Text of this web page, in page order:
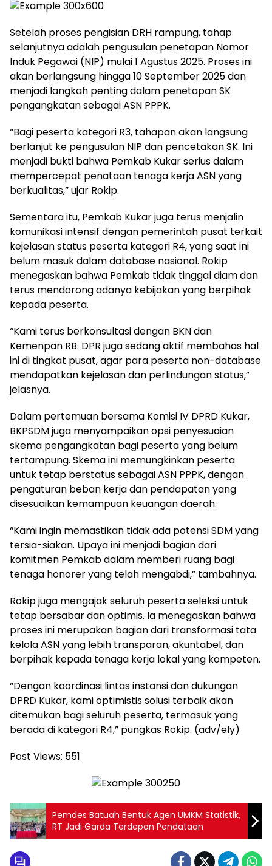
Setelah proses pengisian DRH rampung, tahap
selanjutnya adalah pengusulan penetapan Nomor
Induk Pegawai (NIP) mulai 1 Agustus 2025. Proses ini
akan berlangsung hingga 10 September 2025 dan
menjadi langkah penting dalam penetapan SK
pengangkatan sebagai ASN PPPK.
“Bagi peserta kategori R3, tahapan akan langsung
berlanjut ke pengusulan NIP dan pencetakan SK. Ini
menjadi bukti bahwa Pemkab Kukar serius dalam
mempercepat penataan tenaga kerja ASN yang
berkualitas,” ujar Rokip.
Sementara itu, Pemkab Kukar juga terus menjalin
komunikasi intensif dengan pemerintah pusat terkait
kejelasan status peserta kategori R4, yang saat ini
belum masuk dalam database nasional. Rokip
menegaskan bahwa Pemkab tidak tinggal diam dan
terus mendorong adanya kebijakan yang berpihak
kepada peserta.
“Kami terus berkonsultasi dengan BKN dan
Kemenpan RB. DPR juga sedang aktif membahas hal
ini di tingkat pusat, agar para peserta non-database
mendapatkan kejelasan dan perlindungan status,”
jelasnya.
Dalam pertemuan bersama Komisi IV DPRD Kukar,
BKPSDM juga menyampaikan opsi penyesuaian
skema pengangkatan bagi peserta yang belum
tertampung. Skema ini memungkinkan peserta
untuk tetap berstatus sebagai ASN PPPK, dengan
pengaturan beban kerja dan pendapatan yang
disesuaikan kemampuan keuangan daerah.
“Kami ingin memastikan tidak ada potensi SDM yang
tersia-siakan. Upaya ini menjadi bagian dari
komitmen Pemkab dalam memberi ruang bagi
tenaga honorer yang telah mengabdi,” tambahnya.
Rokip juga mengajak seluruh peserta seleksi untuk
tetap bersabar dan optimis. Ia menegaskan bahwa
proses ini merupakan bagian dari transformasi tata
kelola ASN yang lebih transparan, akuntabel, dan
berpihak kepada tenaga kerja lokal yang kompeten.
“Dengan koordinasi lintas instansi dan dukungan
DPRD Kukar, kami optimistis solusi terbaik akan
ditemukan bagi seluruh peserta, termasuk yang
berada di kategori R4,” pungkas Rokip. (adv/ely)
Post Views: 551
Pemdes Batuah Bentuk Agen UMKM Statistik,
RT Jadi Garda Terdepan Pendataan